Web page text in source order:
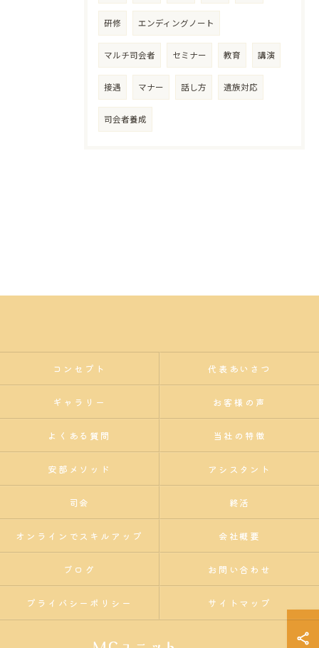
研修 エンディングノート
マルチ司会者 セミナー 教育 講演
接遇 マナー 話し方 遺族対応
司会者養成
コンセプト 代表あいさつ
ギャラリー お客様の声
よくある質問 当社の特徴
安部メソッド アシスタント
司会 終活
オンラインでスキルアップ 会社概要
ブログ お問い合わせ
プライバシーポリシー サイトマップ